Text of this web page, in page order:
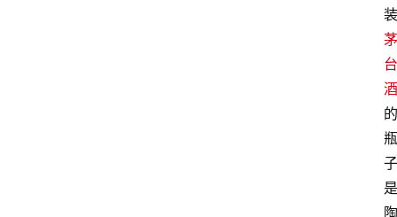
装
茅
台
酒
的
瓶
子
是
陶